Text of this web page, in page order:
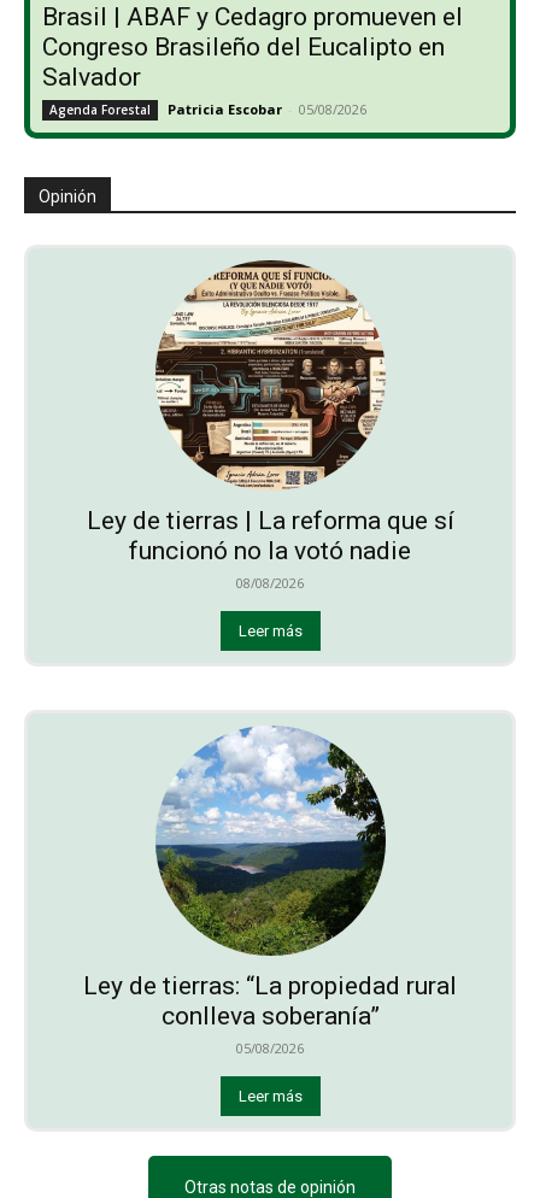
Brasil | ABAF y Cedagro promueven el
Congreso Brasileño del Eucalipto en
Salvador
Agenda Forestal Patricia Escobar - 05/08/2026
Opinión
Ley de tierras | La reforma que sí
funcionó no la votó nadie
08/08/2026
Leer más
Ley de tierras: “La propiedad rural
conlleva soberanía”
05/08/2026
Leer más
Otras notas de opinión